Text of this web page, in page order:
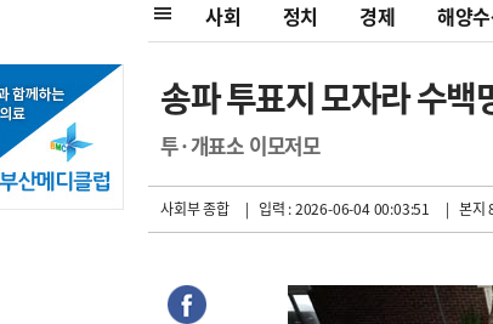
사회 정치 경제 해양
송파 투표지 모자라 수
투·개표소 이모저모
사회부 종합 | 입력 : 2026-06-04 00:03:51 | 본지